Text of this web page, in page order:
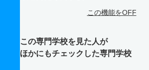
この機能をOFF
この専門学校を見た人が
ほかにもチェックした専門学校